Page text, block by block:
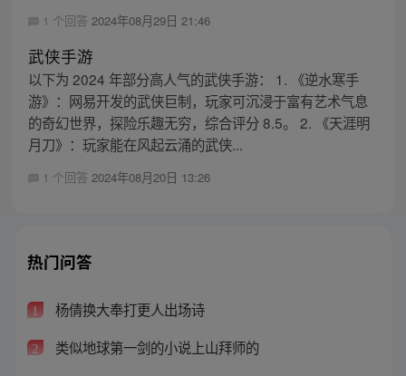
1 个回答 2024年08月29日 21:46
武侠手游
以下为 2024 年部分高人气的武侠手游： 1. 《逆水寒手
游》：网易开发的武侠巨制，玩家可沉浸于富有艺术气息
的奇幻世界，探险乐趣无穷，综合评分 8.5。 2. 《天涯明
月刀》：玩家能在风起云涌的武侠...
1 个回答 2024年08月20日 13:26
热门问答
1 杨倩换大奉打更人出场诗
2 类似地球第一剑的小说上山拜师的